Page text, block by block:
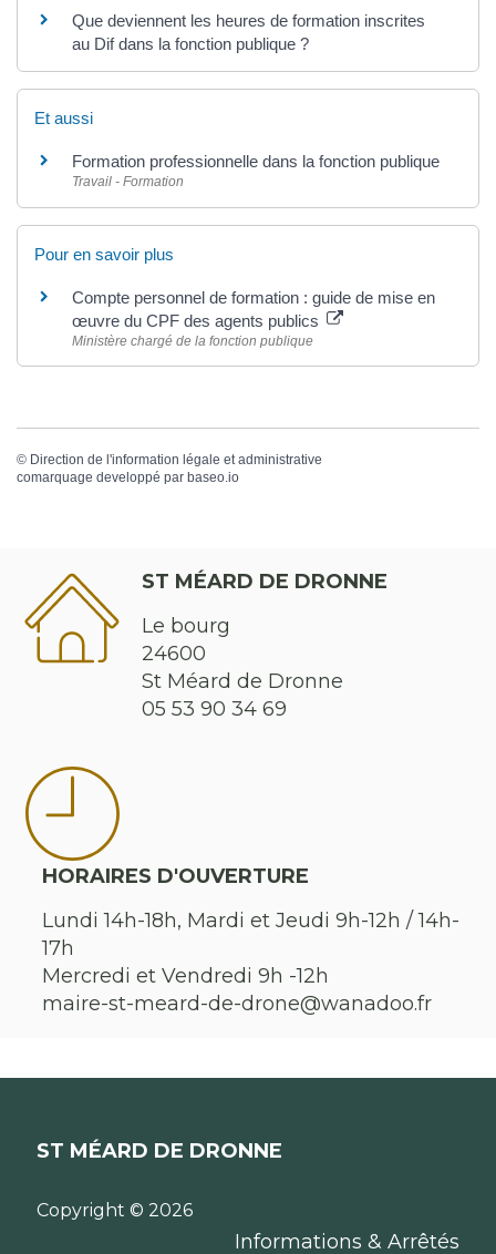
Que deviennent les heures de formation inscrites
au Dif dans la fonction publique ?
Et aussi
Formation professionnelle dans la fonction publique
Travail - Formation
Pour en savoir plus
Compte personnel de formation : guide de mise en
œuvre du CPF des agents publics
Ministère chargé de la fonction publique
© Direction de l'information légale et administrative
comarquage developpé par baseo.io
ST MÉARD DE DRONNE
Le bourg
24600
St Méard de Dronne
05 53 90 34 69
HORAIRES D'OUVERTURE
Lundi 14h-18h, Mardi et Jeudi 9h-12h / 14h-
17h
Mercredi et Vendredi 9h -12h
maire-st-meard-de-drone@wanadoo.fr
ST MÉARD DE DRONNE
Copyright © 2026
Informations & Arrêtés